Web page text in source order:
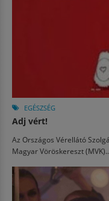
EGÉSZSÉG
Adj vért!
Az Országos Vérellátó
Magyar Vöröskereszt